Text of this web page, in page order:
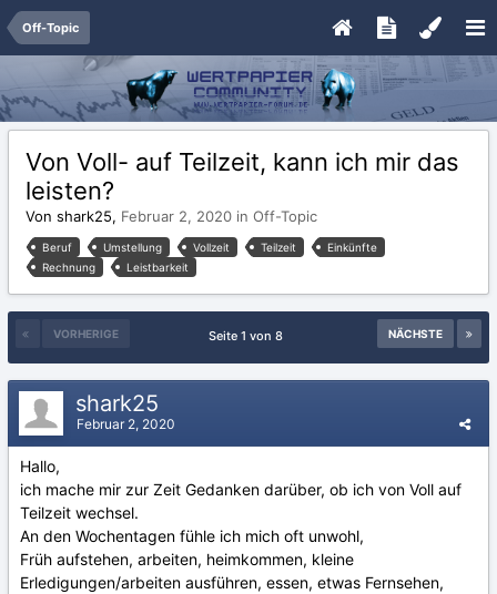
Off-Topic
Von Voll- auf Teilzeit, kann ich mir das
leisten?
Von shark25, Februar 2, 2020 in Off-Topic
Beruf Umstellung Vollzeit Teilzeit
Einkünfte
Rechnung
Leistbarkeit
VORHERIGE NÄCHSTE
Seite 1 von 8
shark25
Februar 2, 2020
Hallo,
ich mache mir zur Zeit Gedanken darüber, ob ich von Voll auf
Teilzeit wechsel.
An den Wochentagen fühle ich mich oft unwohl,
Früh aufstehen, arbeiten, heimkommen, kleine
Erledigungen/arbeiten ausführen, essen, etwas Fernsehen,